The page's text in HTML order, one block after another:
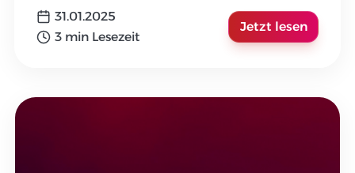
31.01.2025
3 min Lesezeit
Jetzt lesen